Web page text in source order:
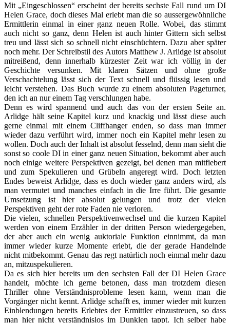
Mit „Eingeschlossen“ erscheint der bereits sechste Fall rund um DI
Helen Grace, doch dieses Mal erlebt man die so aussergewöhnliche
Ermittlerin einmal in einer ganz neuen Rolle. Wobei, das stimmt
auch nicht so ganz, denn Helen ist auch hinter Gittern sich selbst
treu und lässt sich so schnell nicht einschüchtern. Dazu aber später
noch mehr. Der Schreibstil des Autors Matthew J. Arlidge ist absolut
mitreißend, denn innerhalb kürzester Zeit war ich völlig in der
Geschichte versunken. Mit klaren Sätzen und ohne große
Verschachtelung lässt sich der Text schnell und flüssig lesen und
leicht verstehen. Das Buch wurde zu einem absoluten Pageturner,
den ich an nur einem Tag verschlungen habe.
Denn es wird spannend und auch das von der ersten Seite an.
Arlidge hält seine Kapitel kurz und knackig und lässt diese auch
gerne einmal mit einem Cliffhanger enden, so dass man immer
wieder dazu verführt wird, immer noch ein Kapitel mehr lesen zu
wollen. Doch auch der Inhalt ist absolut fesselnd, denn man sieht die
sonst so coole DI in einer ganz neuen Situation, bekommt aber auch
noch einige weitere Perspektiven gezeigt, bei denen man mitfiebert
und zum Spekulieren und Grübeln angeregt wird. Doch letzten
Endes beweist Arlidge, dass es doch wieder ganz anders wird, als
man vermutet und manches einfach in die Irre führt. Die gesamte
Umsetzung ist hier absolut gelungen und trotz der vielen
Perspektiven geht der rote Faden nie verloren.
Die vielen, schnellen Perspektivenwechsel und die kurzen Kapitel
werden von einem Erzähler in der dritten Person wiedergegeben,
der aber auch ein wenig auktoriale Funktion einnimmt, da man
immer wieder kurze Momente erlebt, die der gerade Handelnde
nicht mitbekommt. Genau das regt natürlich noch einmal mehr dazu
an, mitzuspekulieren.
Da es sich hier bereits um den sechsten Fall der DI Helen Grace
handelt, möchte ich gerne betonen, dass man trotzdem diesen
Thriller ohne Verständnisprobleme lesen kann, wenn man die
Vorgänger nicht kennt. Arlidge schafft es, immer wieder mit kurzen
Einblendungen bereits Erlebtes der Ermittler einzustreuen, so dass
man hier nicht verständnislos im Dunklen tappt. Ich selber habe